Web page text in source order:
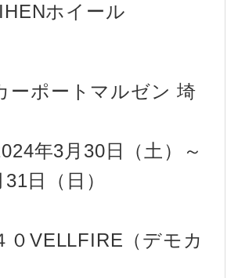
ホイール
ーポートマルゼン 埼
年3月30日（土）～
日（日）
０VELLFIRE（デモカ